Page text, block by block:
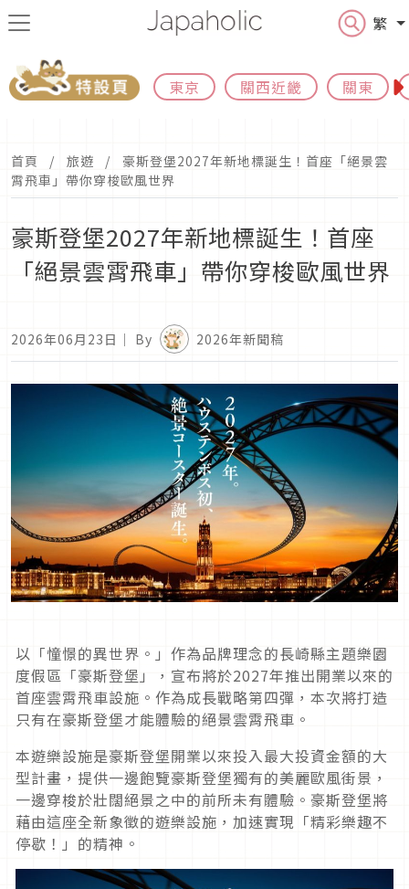
繁
東京 關西近畿 關東
首頁 旅遊
豪斯登堡2027年新地標誕生！首座「絕景雲
霄飛車」帶你穿梭歐風世界
豪斯登堡2027年新地標誕生！首座
「絕景雲霄飛車」帶你穿梭歐風世界
2026年06月23日 ｜ By 2026年新聞稿
以「憧憬的異世界。」作為品牌理念的長崎縣主題樂園
度假區「豪斯登堡」，宣布將於2027年推出開業以來的
首座雲霄飛車設施。作為成長戰略第四彈，本次將打造
只有在豪斯登堡才能體驗的絕景雲霄飛車。
本遊樂設施是豪斯登堡開業以來投入最大投資金額的大
型計畫，提供一邊飽覽豪斯登堡獨有的美麗歐風街景，
一邊穿梭於壯闊絕景之中的前所未有體驗。豪斯登堡將
藉由這座全新象徵的遊樂設施，加速實現「精彩樂趣不
停歇！」的精神。